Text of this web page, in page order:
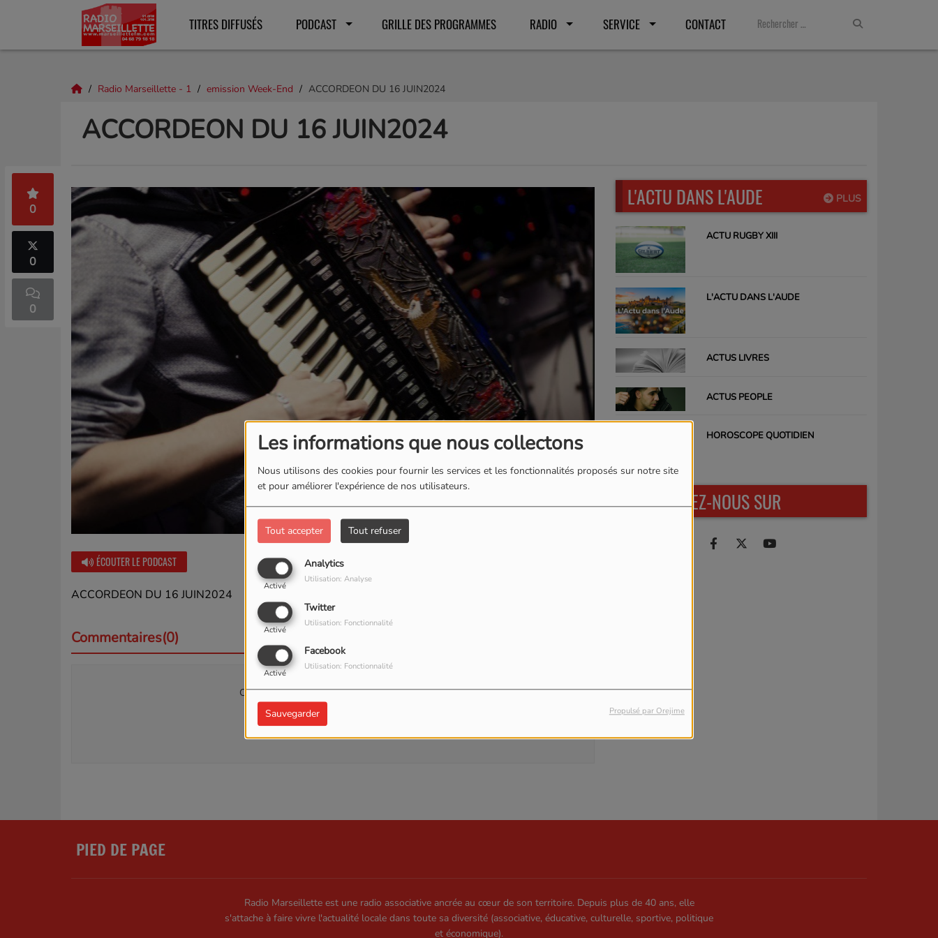
Les informations que nous collectons
Nous utilisons des cookies pour fournir les services et les fonctionnalités proposés sur notre site
et pour améliorer l'expérience de nos utilisateurs.
Tout accepter Tout refuser
Analytics
Activé
Utilisation: Analyse
Twitter
Activé
Utilisation: Fonctionnalité
Facebook
Activé
Utilisation: Fonctionnalité
Sauvegarder Propulsé par Orejime
TITRES DIFFUSÉS PODCAST GRILLE DES PROGRAMMES RADIO SERVICE CONTACT
Radio Marseillette - 1 emission Week-End ACCORDEON DU 16 JUIN2024
ACCORDEON DU 16 JUIN2024
0
0
0
ÉCOUTER LE PODCAST
ACCORDEON DU 16 JUIN2024
Commentaires(0)
Connectez-vous pour commenter cet article
SE CONNECTER
PLUS
L'ACTU DANS L'AUDE
ACTU RUGBY XIII
L'ACTU DANS L'AUDE
ACTUS LIVRES
ACTUS PEOPLE
HOROSCOPE QUOTIDIEN
RETROUVEZ-NOUS SUR
PIED DE PAGE
Radio Marseillette est une radio associative ancrée au cœur de son territoire. Depuis plus de 40 ans, elle
s'attache à faire vivre l'actualité locale dans toute sa diversité (associative, éducative, culturelle, sportive, politique
et économique).